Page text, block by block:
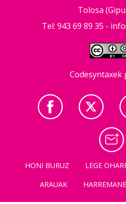
Tolosa
Tel: 943 69 89 35 -
Codesyntaxek
HONI BURUZ LEGE
ARAUAK